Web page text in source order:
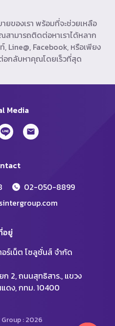
ของเรา พร้อมที่จะช่วยเหลือ
ามารถติดต่อหาเราได้หลาก
Line@, Facebook, หรือเพียง
อกลับหาคุณโดยเร็วที่สุด
Media
02-050-8899
อยู่
ร์เน็ต โซลูชั่นส์ จำกัด
ก 2, ถนนสุทธิสาร., แขวง
ดง, กทม. 10400
: 2026